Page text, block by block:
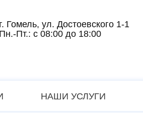
г. Гомель, ул. Достоевского 1-1
Пн.-Пт.: с 08:00 до 18:00
НАШИ УСЛУГИ